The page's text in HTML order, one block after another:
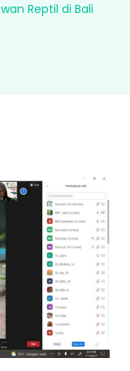
Reptil di Bali